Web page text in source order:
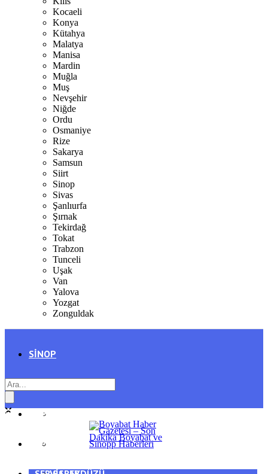
Kocaeli
Konya
Kütahya
Malatya
Manisa
Mardin
Muğla
Muş
Nevşehir
Niğde
Ordu
Osmaniye
Rize
Sakarya
Samsun
Siirt
Sinop
Sivas
Şanlıurfa
Şırnak
Tekirdağ
Tokat
Trabzon
Tunceli
Uşak
Van
Yalova
Yozgat
Zonguldak
SINOP
AYANCIK
GENEL
SPOR